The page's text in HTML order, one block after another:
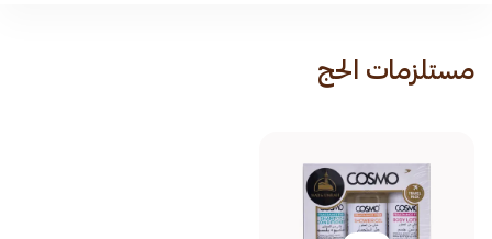
مستلزمات الحج